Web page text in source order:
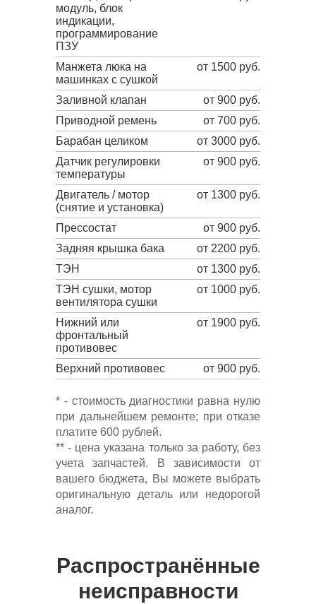
модуль, блок
индикации,
программирование
ПЗУ
Манжета люка на
машинках с сушкой
от 1500 руб.
Заливной клапан
от 900 руб.
Приводной ремень
от 700 руб.
Барабан целиком
от 3000 руб.
Датчик регулировки
температуры
от 900 руб.
Двигатель / мотор
(снятие и установка)
от 1300 руб.
Прессостат
от 900 руб.
Задняя крышка бака
от 2200 руб.
ТЭН
от 1300 руб.
ТЭН сушки, мотор
вентилятора сушки
от 1000 руб.
Нижний или
фронтальный
противовес
от 1900 руб.
Верхний противовес от 900 руб.
* - стоимость диагностики равна нулю
при дальнейшем ремонте; при отказе
платите 600 рублей.
** - цена указана только за работу, без
учета запчастей. В зависимости от
вашего бюджета, Вы можете выбрать
оригинальную деталь или недорогой
аналог.
Распространённые
неисправности